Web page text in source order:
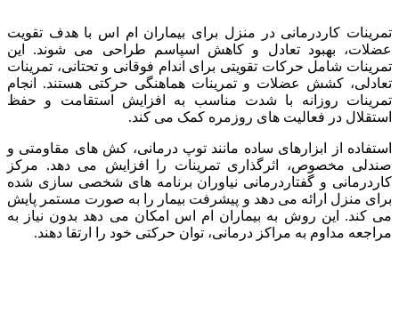
تمرینات کاردرمانی در منزل برای بیماران ام اس با هدف تقویت
عضلات، بهبود تعادل و کاهش اسپاسم طراحی می شوند. این
تمرینات شامل حرکات تقویتی برای اندام فوقانی و تحتانی، تمرینات
تعادلی، کشش عضلات و تمرینات هماهنگی حرکتی هستند. انجام
تمرینات روزانه با شدت مناسب به افزایش استقامت و حفظ
استقلال در فعالیت های روزمره کمک می کند.
استفاده از ابزارهای ساده مانند توپ درمانی، کش های مقاومتی و
صندلی مخصوص، اثرگذاری تمرینات را افزایش می دهد. مرکز
کاردرمانی و گفتاردرمانی نیاوران برنامه های شخصی سازی شده
برای منزل ارائه می دهد و پیشرفت بیمار را به صورت مستمر پایش
می کند. این روش به بیماران ام اس امکان می دهد بدون نیاز به
مراجعه مداوم به مراکز درمانی، توان حرکتی خود را ارتقا دهند.